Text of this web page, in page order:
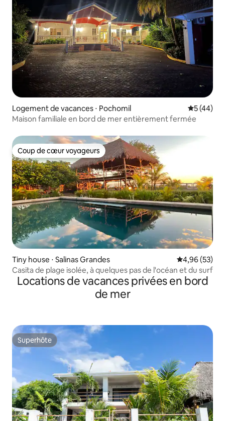
Logement de vacances ⋅ Pochomil
5 (44)
Maison familiale en bord de mer entièrement fermée
Coup de cœur voyageurs
Coup de cœur voyageurs
Tiny house ⋅ Salinas Grandes Évaluation
4,96 (53)
Casita de plage isolée, à quelques pas de l'océan et du surf
Locations de vacances privées en bord
de mer
Superhôte
Superhôte